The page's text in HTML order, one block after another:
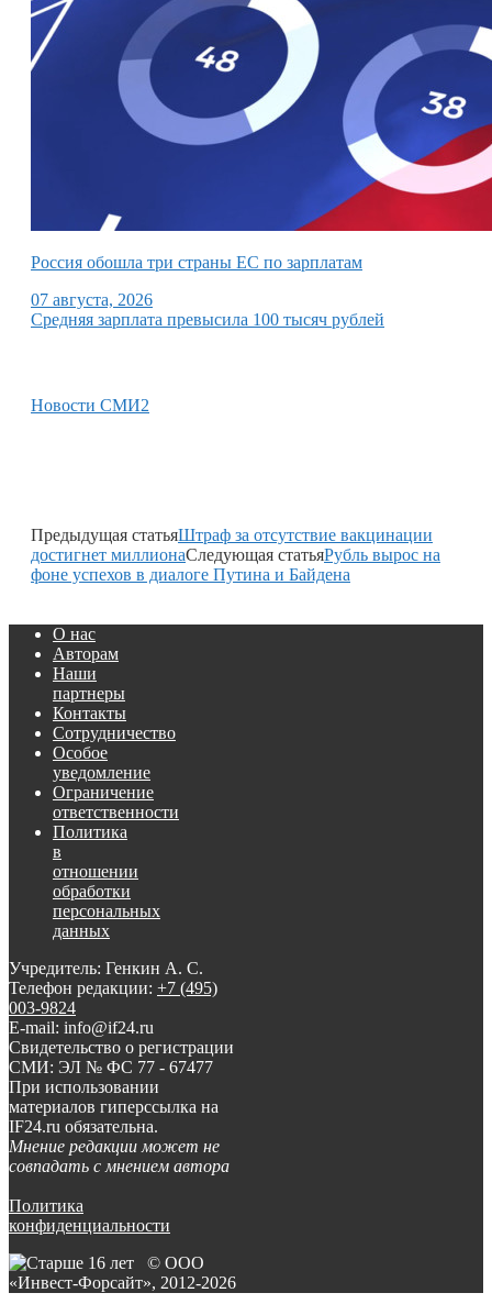
Россия обошла три страны ЕС по зарплатам
07 августа, 2026
Средняя зарплата превысила 100 тысяч рублей
Новости СМИ2
Предыдущая статьяШтраф за отсутствие вакцинации
достигнет миллионаСледующая статьяРубль вырос на
фоне успехов в диалоге Путина и Байдена
О нас
Авторам
Наши
партнеры
Контакты
Сотрудничество
Особое
уведомление
Ограничение
ответственности
Политика
в
отношении
обработки
персональных
данных
Учредитель: Генкин А. С.
Телефон редакции: +7 (495)
003-9824
E-mail: info@if24.ru
Свидетельство о регистрации
СМИ: ЭЛ № ФС 77 - 67477
При использовании
материалов гиперссылка на
IF24.ru обязательна.
Мнение редакции может не
совпадать с мнением автора
Политика
конфиденциальности
© ООО
«Инвест-Форсайт», 2012-2026